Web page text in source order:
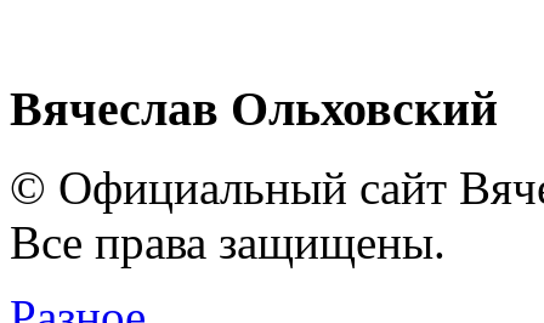
Вячеслав Ольховский
© Официальный сайт
Все права защищены.